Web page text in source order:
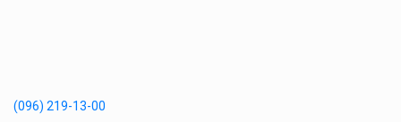
(096) 219-13-00